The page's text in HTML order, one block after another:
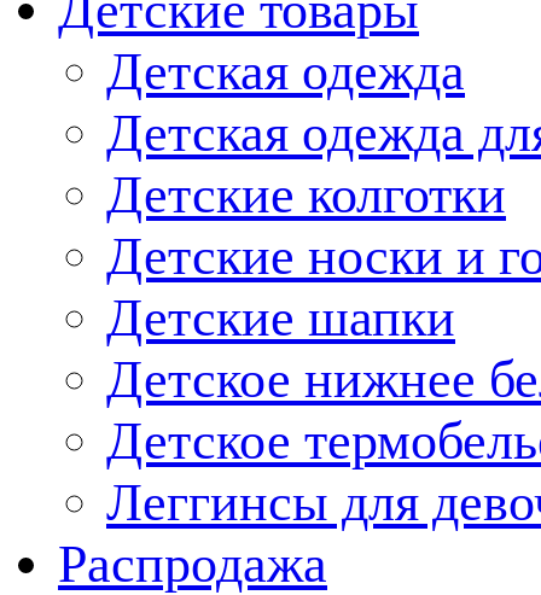
Детская одежда
Детская одежда
Детские колготки
Детские носки и
Детские шапки
Детское нижнее
Детское
Леггинсы для
Распродажа